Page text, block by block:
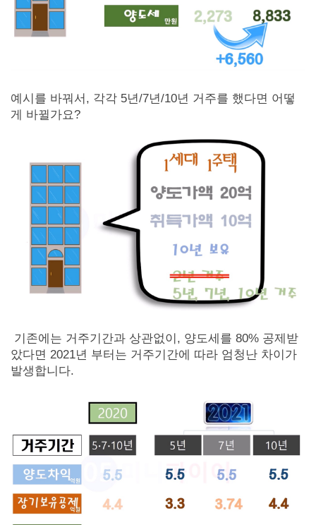
예시를 바꿔서, 각각 5년/7년/10년 거주를 했다면 어떻
게 바뀔가요?
기존에는 거주기간과 상관없이, 양도세를 80% 공제받
았다면 2021년 부터는 거주기간에 따라 엄청난 차이가
발생합니다.